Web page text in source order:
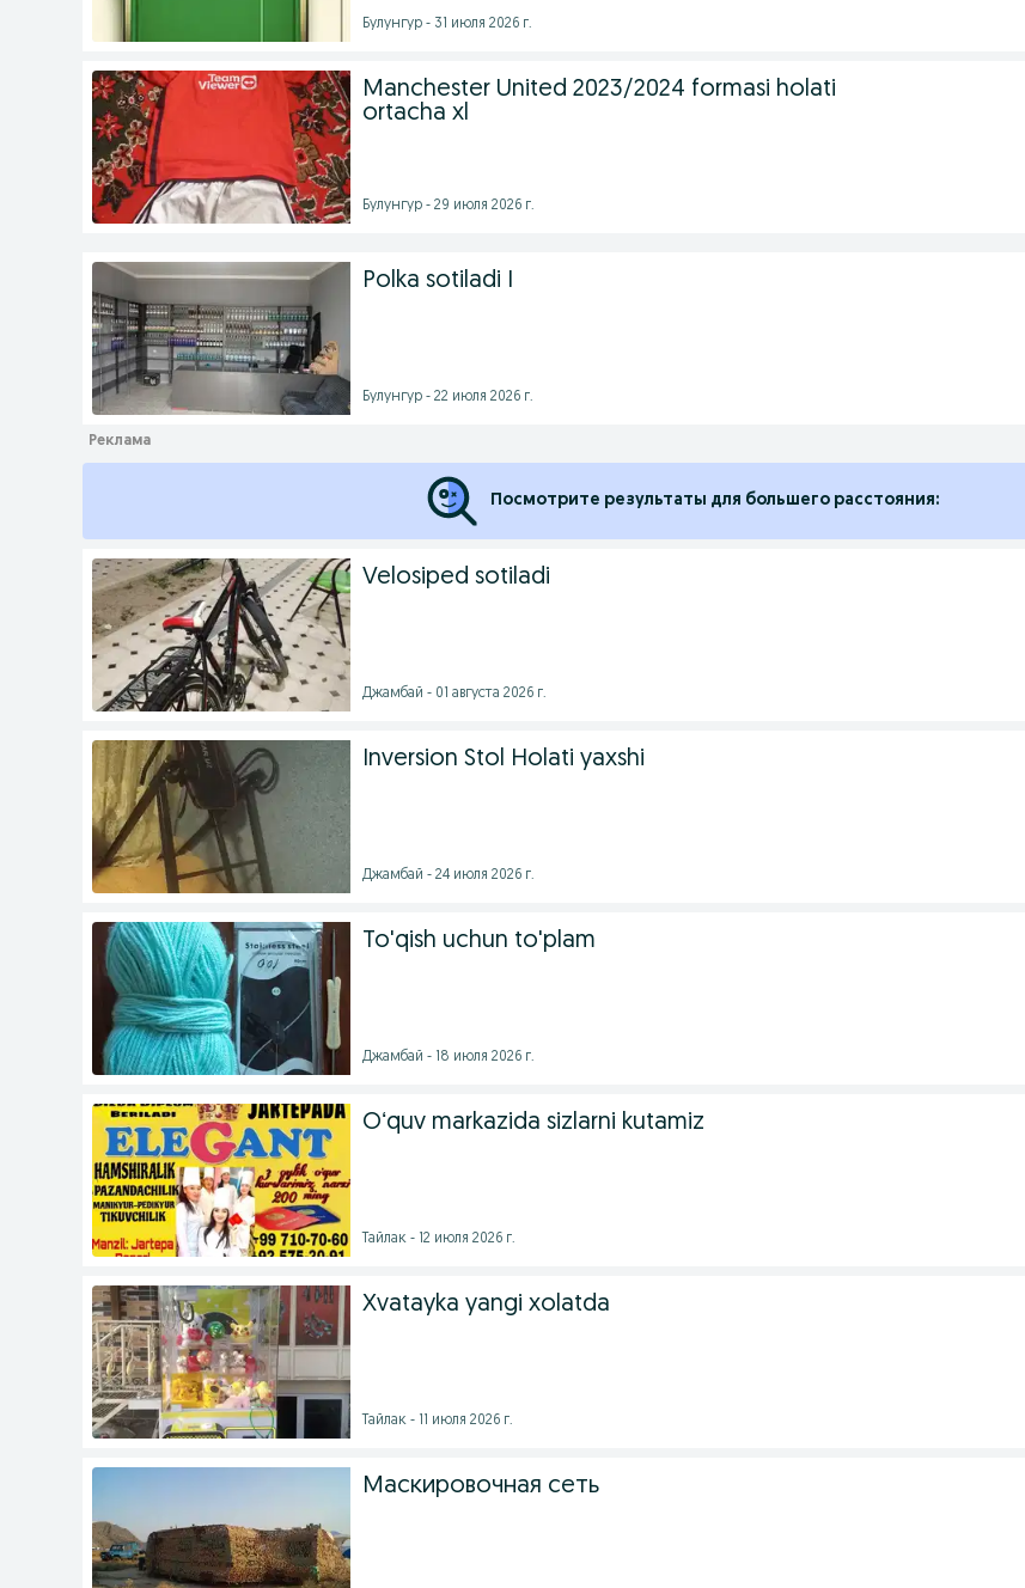
Булунгур - 31 июля 2026 г.
Manchester United 2023/2024 formasi holati
ortacha xl
Булунгур - 29 июля 2026 г.
Polka sotiladi I
Булунгур - 22 июля 2026 г.
Посмотрите результаты для большего расстояния:
Velosiped sotiladi
Джамбай - 01 августа 2026 г.
Inversion Stol Holati yaxshi
Джамбай - 24 июля 2026 г.
To'qish uchun to'plam
Джамбай - 18 июля 2026 г.
Oʻquv markazida sizlarni kutamiz
Тайлак - 12 июля 2026 г.
Xvatayka yangi xolatda
Тайлак - 11 июля 2026 г.
Маскировочная сеть